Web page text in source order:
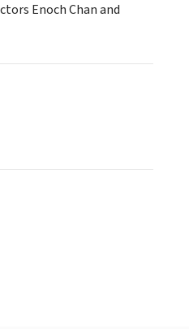
Enoch Chan and